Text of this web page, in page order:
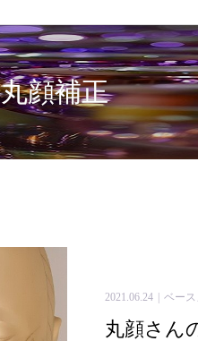
丸顔補正
2021.06.24 ベース
丸顔さん